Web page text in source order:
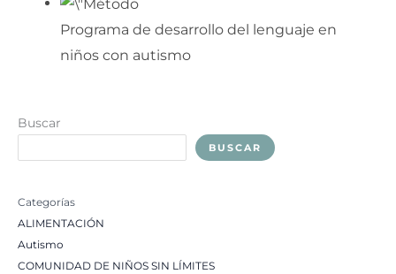
Programa de desarrollo del lenguaje en
niños con autismo
Buscar
BUSCAR
Categorías
ALIMENTACIÓN
Autismo
COMUNIDAD DE NIÑOS SIN LÍMITES